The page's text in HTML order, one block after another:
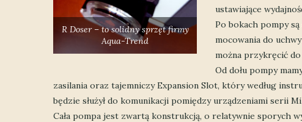
R Doser – to solidny sprzęt firmy
Aqua-Trend
ustawiające
Po bokach pompy są
mocowania do
można przykręcić
Od dołu pompy
zasilania oraz tajemniczy Expansion Slot, który według
będzie służył do komunikacji pomiędzy urządzeniami serii
Cała pompa jest zwartą konstrukcją, o relatywnie sporych